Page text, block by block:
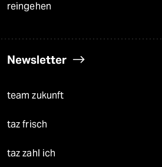
reingehen
Newsletter
team zukunft
taz frisch
taz zahl ich